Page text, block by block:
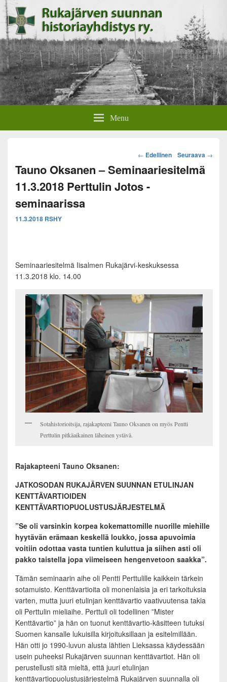
Rukajärven suunnan
historiayhdistys
Menu
Post
navigation
← Edellinen Seuraava →
Tauno Oksanen – Seminaariesitelmä
11.3.2018 Perttulin Jotos -
seminaarissa
11.3.2018 RSHY
Seminaariesitelmä Iisalmen Rukajärvi-keskuksessa
11.3.2018 klo. 14.00
Sotahistorioitsija, rajakapteeni Tauno Oksanen on myös Pentti
Perttulin pitkäaikainen läheinen ystävä.
Rajakapteeni Tauno Oksanen:
JATKOSODAN RUKAJÄRVEN SUUNNAN ETULINJAN
KENTTÄVARTIOIDEN
KENTTÄVARTIOPUOLUSTUSJÄRJESTELMÄ
”Se oli varsinkin korpea kokemattomille nuorille miehille
hyytävän erämaan keskellä loukko, jossa apuvoimia
voitiin odottaa vasta tuntien kuluttua ja siihen asti oli
pakko taistella jopa viimeiseen hengenvetoon saakka”.
Tämän seminaarin aihe oli Pentti Perttulille kaikkein tärkein
sotamuisto. Kenttävartioita oli monenlaisia ja eri tarkoituksia
varten, mutta juuri etulinjan kenttävartio vaativuutensa takia
oli Perttulin mieliaihe. Perttuli oli todellinen ”Mister
Kenttävartio” ja hän on tuonut kenttävartio-käsitteen tutuksi
Suomen kansalle lukuisilla kirjoituksillaan ja esitelmillään.
Hän otti jo 1990-luvun alusta lähtien Lieksassa käydessään
usein puheeksi Rukajärven suunnan kenttävartiot. Hän oli
perustellusti sitä mieltä, että juuri etulinjan
kenttävartiopuolustusjärjestelmä Rukajärven suunnalla oli